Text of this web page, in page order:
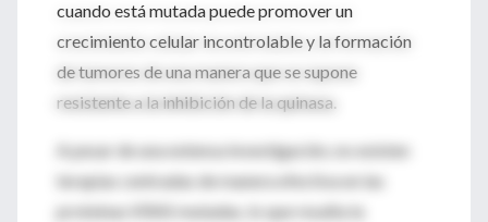
cuando está mutada puede promover un
crecimiento celular incontrolable y la formación
de tumores de una manera que se supone
resistente a la inhibición de la quinasa.
A pesar de una extensa investigación, no existen
terapias centradas de manera efectiva en las
proteínas KRAS mutadas, lo que resalta la